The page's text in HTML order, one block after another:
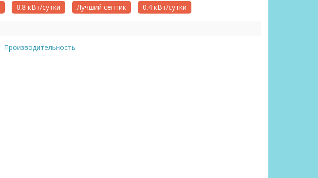
0.8 кВт/сутки Лучший септик 0.4 кВт/сутки
Производительность